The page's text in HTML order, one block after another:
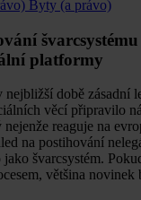
Byty (a právo)
platformy
nejbližší době zásadní
věcí připravilo
reaguje na
na postihování
jako švarcsystém.
většina novinek